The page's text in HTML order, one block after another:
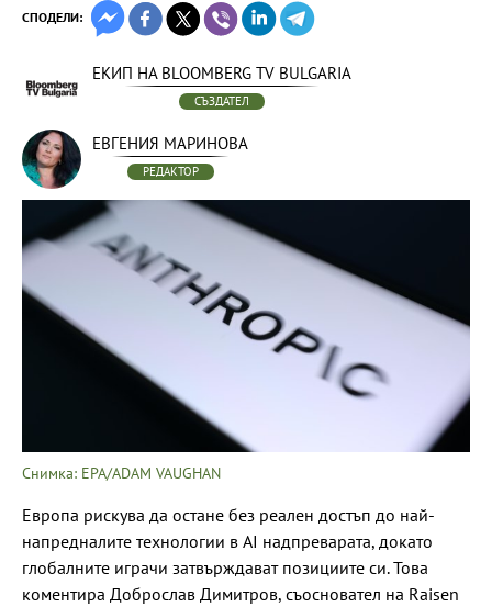
СПОДЕЛИ:
ЕКИП НА BLOOMBERG TV BULGARIA
СЪЗДАТЕЛ
ЕВГЕНИЯ МАРИНОВА
РЕДАКТОР
Снимка: EPA/ADAM VAUGHAN
Европа рискува да остане без реален достъп до най-
напредналите технологии в AI надпреварата, докато
глобалните играчи затвърждават позициите си. Това
коментира Доброслав Димитров, съосновател на Raisen